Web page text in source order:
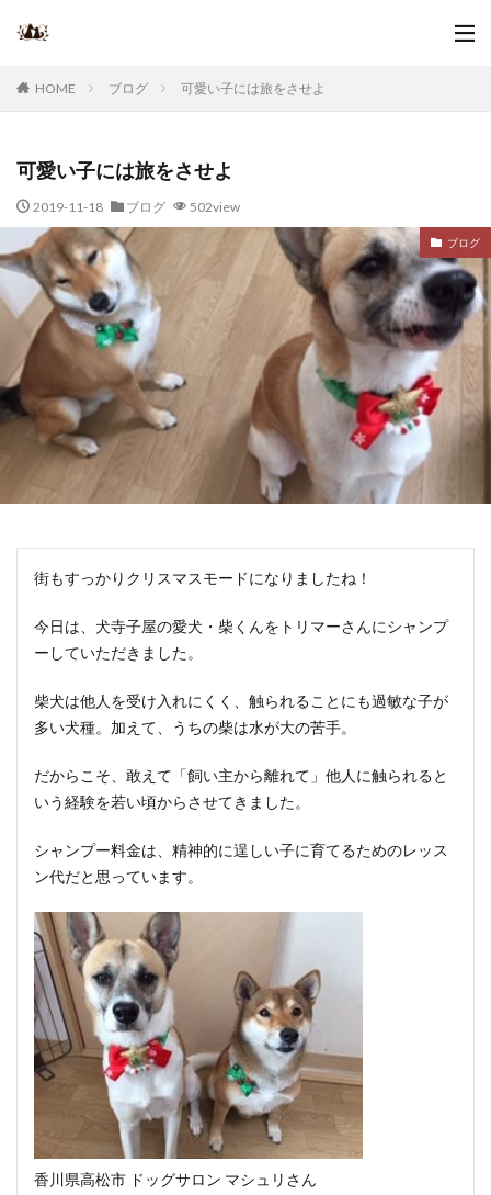
HOME ブログ 可愛い子には旅をさせよ
可愛い子には旅をさせよ
2019-11-18 ブログ 502view
ブログ
街もすっかりクリスマスモードになりましたね！
今日は、犬寺子屋の愛犬・柴くんをトリマーさんにシャンプ
ーしていただきました。
柴犬は他人を受け入れにくく、触られることにも過敏な子が
多い犬種。加えて、うちの柴は水が大の苦手。
だからこそ、敢えて「飼い主から離れて」他人に触られると
いう経験を若い頃からさせてきました。
シャンプー料金は、精神的に逞しい子に育てるためのレッス
ン代だと思っています。
香川県高松市 ドッグサロン マシュリさん